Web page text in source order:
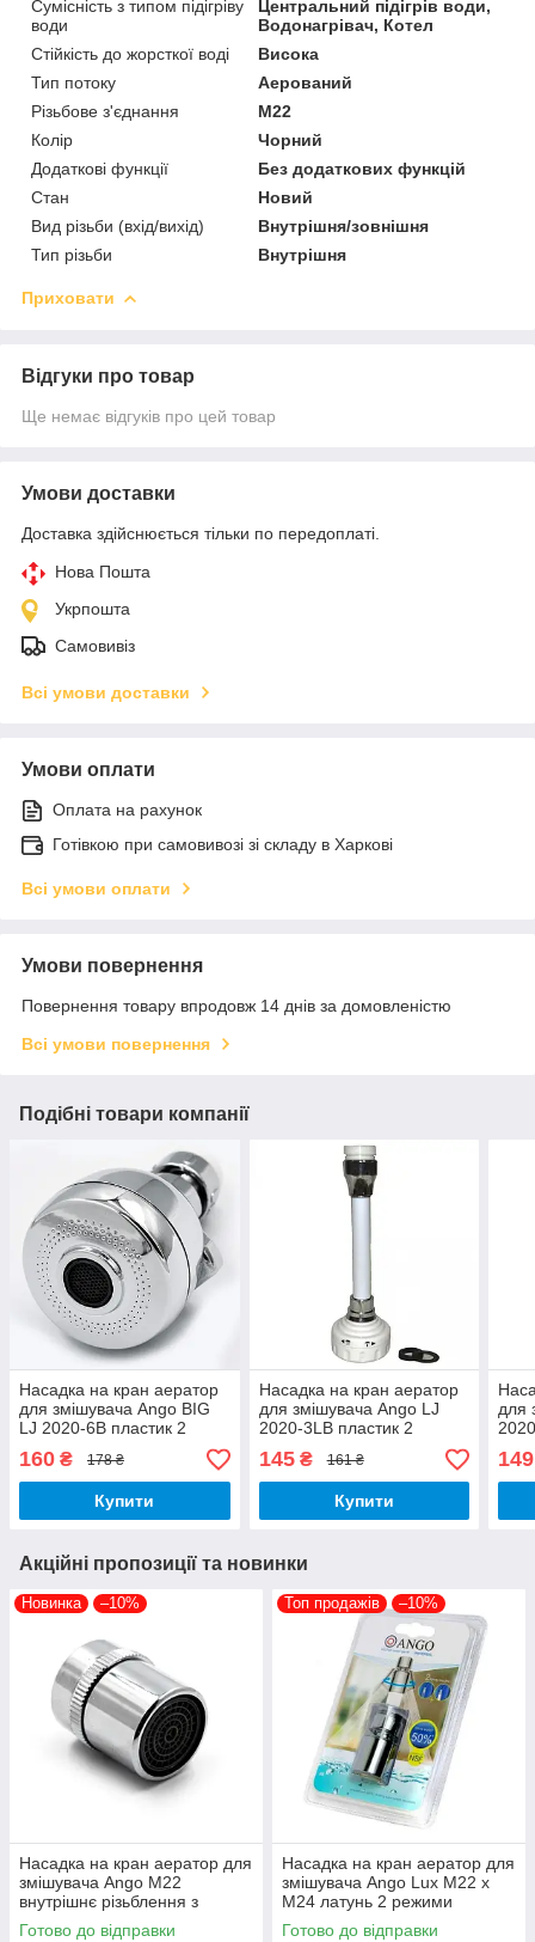
Сумісність з типом підігріву
води
Центральний підігрів води,
Водонагрівач, Котел
Стійкість до жорсткої воді
Висока
Тип потоку
Аерований
Різьбове з'єднання
М22
Колір
Чорний
Додаткові функції
Без додаткових функцій
Стан
Новий
Вид різьби (вхід/вихід)
Внутрішня/зовнішня
Тип різьби
Внутрішня
Приховати
Відгуки про товар
Ще немає відгуків про цей товар
Умови доставки
Доставка здійснюється тільки по передоплаті.
Нова Пошта
Укрпошта
Самовивіз
Всі умови доставки
Умови оплати
Оплата на рахунок
Готівкою при самовивозі зі складу в Харкові
Всі умови оплати
Умови повернення
Повернення товару впродовж 14 днів за домовленістю
Всі умови повернення
Подібні товари компанії
Насадка на кран аератор
для змішувача Ango BIG
LJ 2020-6В пластик 2
режиму М22 з
перехідником М24
160 ₴ 178 ₴
Купити
Насадка на кран аератор
для змішувача Ango LJ
2020-3LВ пластик 2
режиму М22 з
перехідником М24 гнучкий
шланг
145₴ 161 ₴
Купити
для
149
Акційні пропозиції та новинки
Новинка –10%
Насадка на кран аератор для
змішувача Ango М22
внутрішнє різьблення з
регулюванням напору
Готово до відправки
Топ продажів –10%
Насадка на кран аератор для
змішувача Ango Lux М22 х
М24 латунь 2 режими
поворотний з перехідником
Готово до відправки